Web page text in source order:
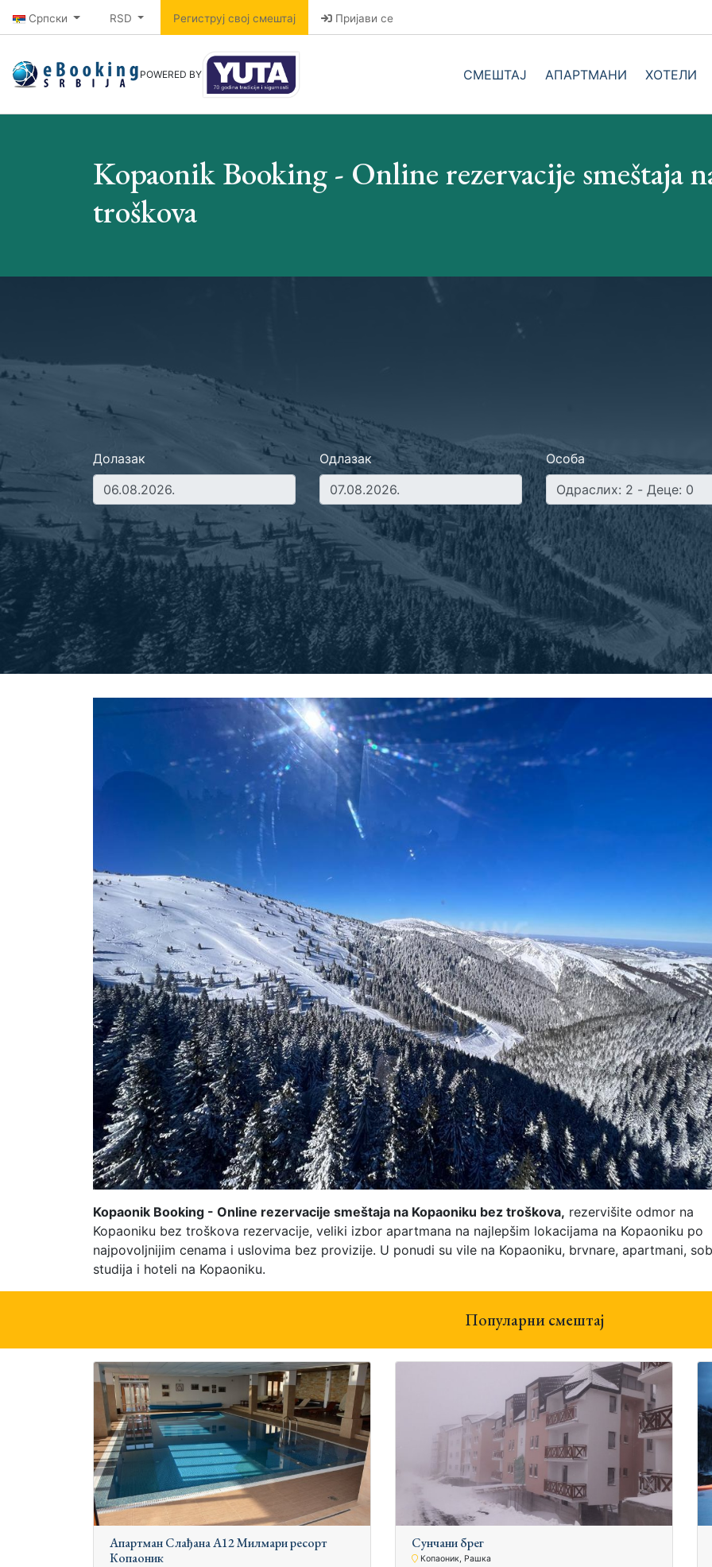
Српски RSD Региструј свој смештај Пријави се
POWERED BY СМЕШТАЈ АПАРТМАНИ ХОТЕЛИ
Kopaonik Booking - Online rezervacije smeštaja
troškova
Долазак Одлазак Особа
Kopaonik Booking - Online rezervacije smeštaja na Kopaoniku bez troškova, rezervišite odmor na
Kopaoniku bez troškova rezervacije, veliki izbor apartmana na najlepšim lokacijama na Kopaoniku po
najpovoljnijim cenama i uslovima bez provizije. U ponudi su vile na Kopaoniku, brvnare, apartmani,
studija i hoteli na Kopaoniku.
Популарни смештај
Апартман Слађана А12 Милмари ресорт
Копаоник
Сунчани брег
Копаоник, Рашка